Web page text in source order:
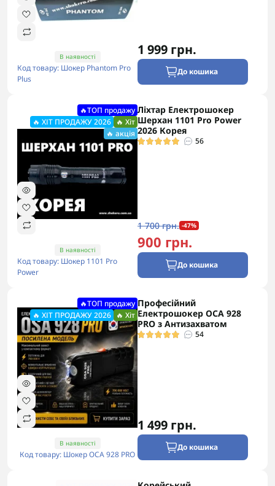
В наявності
Код товару: Шокер Phantom Pro
Plus
1 999 грн.
До кошика
🔥ТОП продажу
🔥 ХІТ ПРОДАЖУ 2026 🔥 Хіт
🔥 акція
В наявності
Код товару: Шокер 1101 Pro
Power
Ліхтар Електрошокер
Шерхан 1101 Pro Power
2026 Корея
56
1 700 грн. -47%
900 грн.
До кошика
🔥ТОП продажу
🔥 ХІТ ПРОДАЖУ 2026 🔥 Хіт
В наявності
Код товару: Шокер ОСА 928 PRO
Професійний
Електрошокер ОСА 928
PRO з Антизахватом
54
1 499 грн.
До кошика